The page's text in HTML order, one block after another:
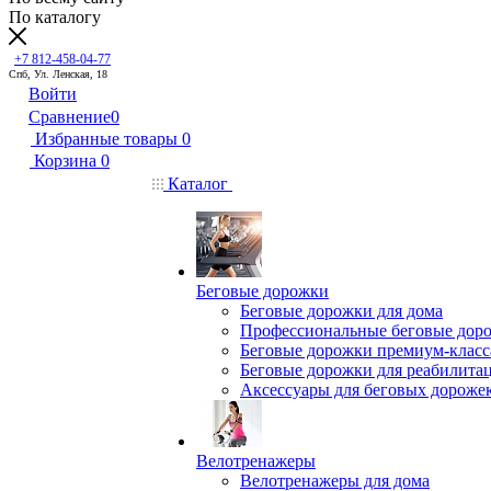
По каталогу
+7 812-458-04-77
Спб, Ул. Ленская, 18
Войти
Сравнение0
Избранные товары 0
Корзина 0
Каталог
Беговые дорожки
Беговые дорожки для дома
Профессиональные беговые
Беговые дорожки премиум-
Беговые дорожки для
Аксессуары для беговых
Велотренажеры
Велотренажеры для дома